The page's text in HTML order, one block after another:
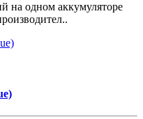
на одном аккумуляторе